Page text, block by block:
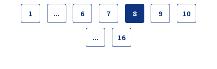
1 ... 6 7 8 9 10
... 16